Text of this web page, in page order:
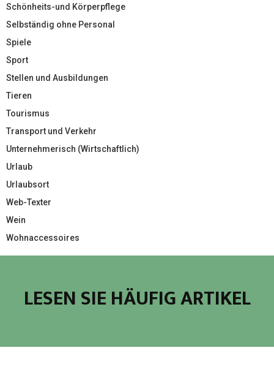
Schönheits-und Körperpflege
Selbständig ohne Personal
Spiele
Sport
Stellen und Ausbildungen
Tieren
Tourismus
Transport und Verkehr
Unternehmerisch (Wirtschaftlich)
Urlaub
Urlaubsort
Web-Texter
Wein
Wohnaccessoires
LESEN SIE HÄUFIG ARTIKEL